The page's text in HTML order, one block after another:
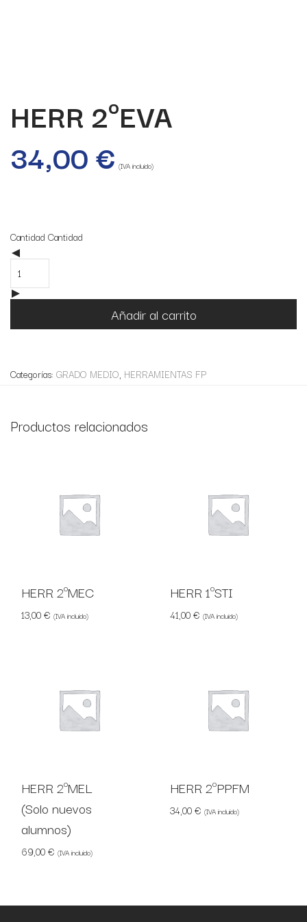
HERR 2ºEVA
34,00€ (IVA incluido)
Cantidad Cantidad
Añadir al carrito
Categorías: GRADO MEDIO, HERRAMIENTAS FP
Productos relacionados
HERR 2ºMEC
13,00€ (IVA incluido)
HERR 1ºSTI
41,00€ (IVA incluido)
HERR 2ºMEL
(Solo nuevos
alumnos)
69,00€ (IVA incluido)
HERR 2ºPPFM
34,00€ (IVA incluido)